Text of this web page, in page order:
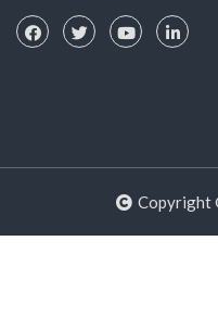
Copyright